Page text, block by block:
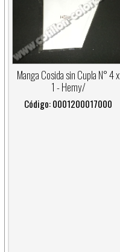
Manga Cosida sin Cupla N° 4 x
1 - Hemy/
Código: 0001200017000